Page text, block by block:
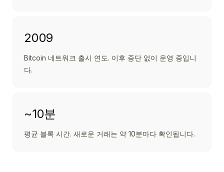
2009
Bitcoin 네트워크 출시 연도. 이후 중단 없이 운영 중입니
다.
~10분
평균 블록 시간. 새로운 거래는 약 10분마다 확인됩니다.